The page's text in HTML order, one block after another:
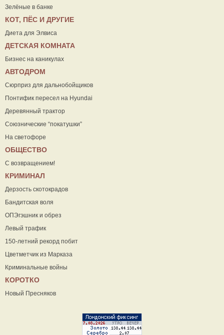
Зелёные в банке
КОТ, ПЁС И ДРУГИЕ
Диета для Элвиса
ДЕТСКАЯ КОМНАТА
Бизнес на каникулах
АВТОДРОМ
Сюрприз для дальнобойщиков
Понтифик пересел на Hyundai
Деревянный трактор
Союзнические “покатушки”
На светофоре
ОБЩЕСТВО
С возвращением!
КРИМИНАЛ
Дерзость скотокрадов
Бандитская воля
ОПЭгэшник и обрез
Левый трафик
150-летний рекорд побит
Цветметчик из Марказа
Криминальные войны
КОРОТКО
Новый Пресняков